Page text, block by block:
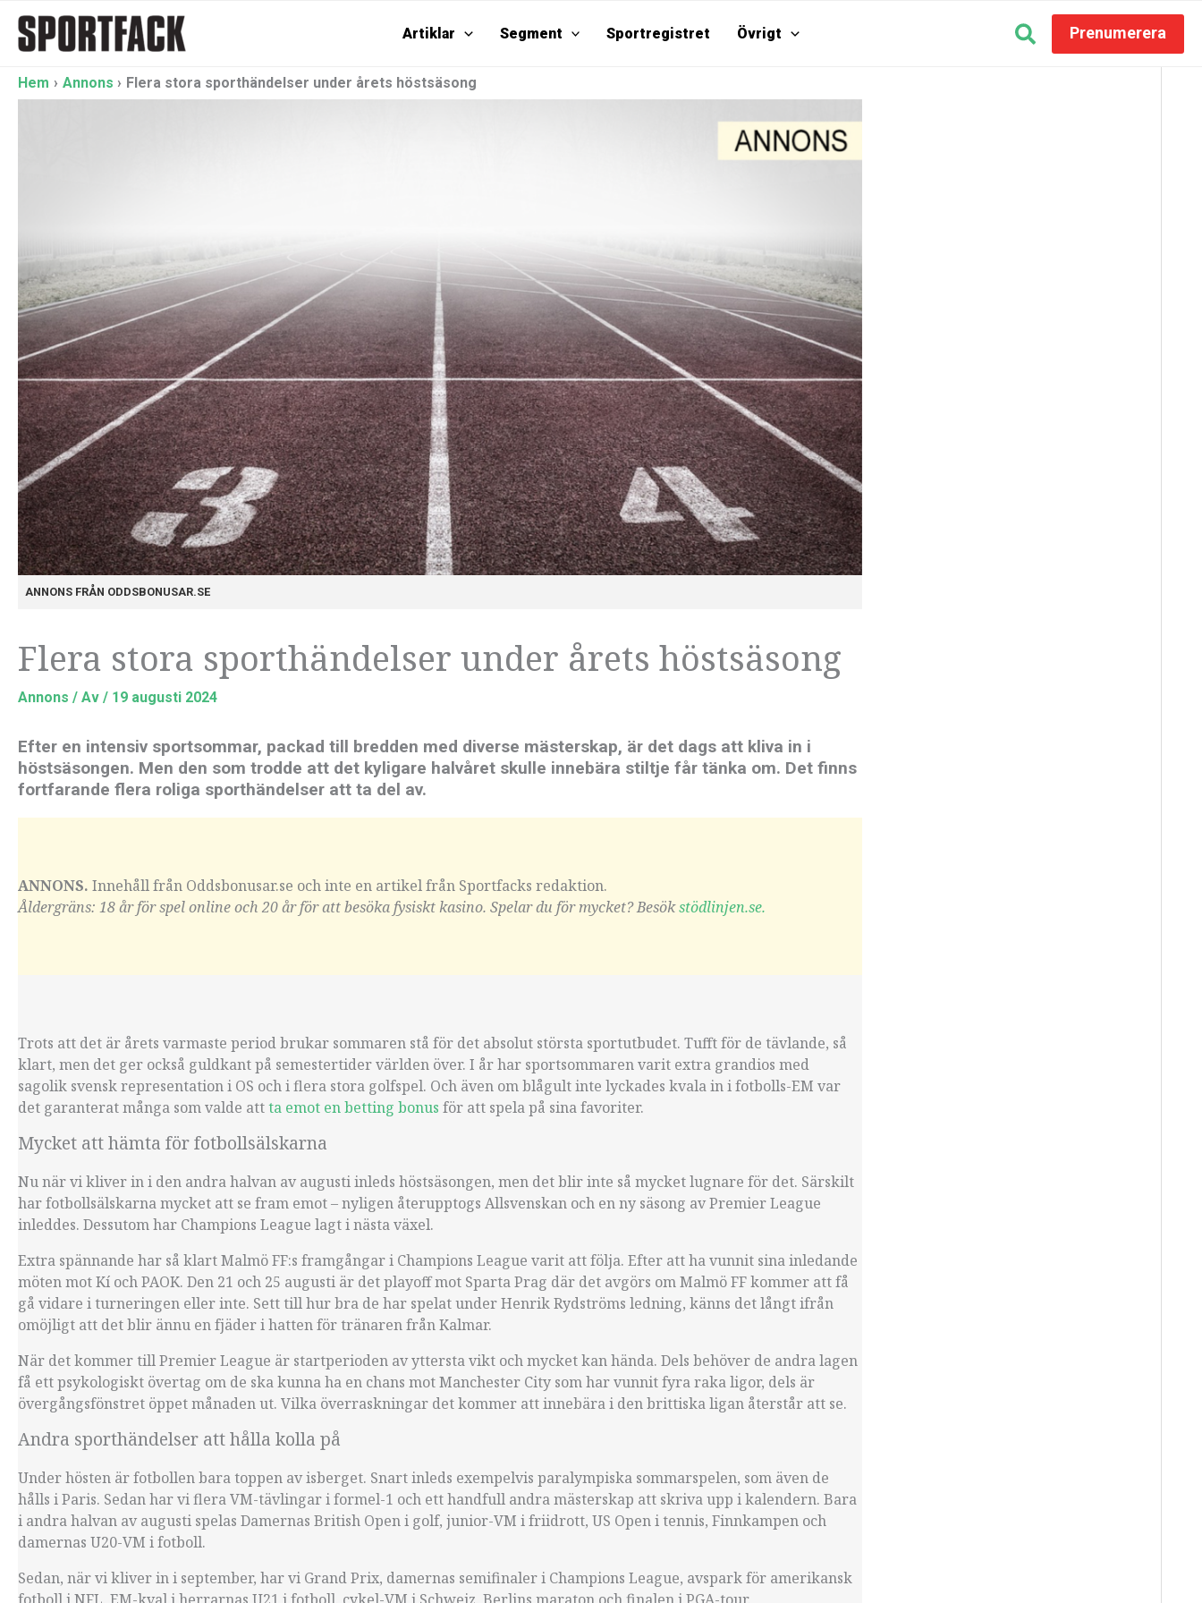
innehåll
Artiklar Segment Sportregistret Övrigt Prenumerera
Hem Annons Flera stora sporthändelser under årets höstsäsong
ANNONS FRÅN ODDSBONUSAR.SE
Flera stora sporthändelser under årets höstsäsong
Annons / Av / 19 augusti 2024
Efter en intensiv sportsommar, packad till bredden med diverse mästerskap, är det dags att kliva in i
höstsäsongen. Men den som trodde att det kyligare halvåret skulle innebära stiltje får tänka om. Det finns
fortfarande flera roliga sporthändelser att ta del av.
ANNONS. Innehåll från Oddsbonusar.se och inte en artikel från Sportfacks redaktion.
Åldergräns: 18 år för spel online och 20 år för att besöka fysiskt kasino. Spelar du för mycket? Besökstödlinjen.se.
Trots att det är årets varmaste period brukar sommaren stå för det absolut största sportutbudet. Tufft för de tävlande, så
klart, men det ger också guldkant på semestertider världen över. I år har sportsommaren varit extra grandios med
sagolik svensk representation i OS och i flera stora golfspel. Och även om blågult inte lyckades kvala in i fotbolls-EM var
det garanterat många som valde attta emot en betting bonus för att spela på sina favoriter.
Mycket att hämta för fotbollsälskarna
Nu när vi kliver in i den andra halvan av augusti inleds höstsäsongen, men det blir inte så mycket lugnare för det. Särskilt
har fotbollsälskarna mycket att se fram emot – nyligen återupptogs Allsvenskan och en ny säsong av Premier League
inleddes. Dessutom har Champions League lagt i nästa växel.
Extra spännande har så klart Malmö FF:s framgångar i Champions League varit att följa. Efter att ha vunnit sina inledande
möten mot Kí och PAOK. Den 21 och 25 augusti är det playoff mot Sparta Prag där det avgörs om Malmö FF kommer att få
gå vidare i turneringen eller inte. Sett till hur bra de har spelat under Henrik Rydströms ledning, känns det långt ifrån
omöjligt att det blir ännu en fjäder i hatten för tränaren från Kalmar.
När det kommer till Premier League är startperioden av yttersta vikt och mycket kan hända. Dels behöver de andra lagen
få ett psykologiskt övertag om de ska kunna ha en chans mot Manchester City som har vunnit fyra raka ligor, dels är
övergångsfönstret öppet månaden ut. Vilka överraskningar det kommer att innebära i den brittiska ligan återstår att se.
Andra sporthändelser att hålla kolla på
Under hösten är fotbollen bara toppen av isberget. Snart inleds exempelvis paralympiska sommarspelen, som även de
hålls i Paris. Sedan har vi flera VM-tävlingar i formel-1 och ett handfull andra mästerskap att skriva upp i kalendern. Bara
i andra halvan av augusti spelas Damernas British Open i golf, junior-VM i friidrott, US Open i tennis, Finnkampen och
damernas U20-VM i fotboll.
Sedan, när vi kliver in i september, har vi Grand Prix, damernas semifinaler i Champions League, avspark för amerikansk